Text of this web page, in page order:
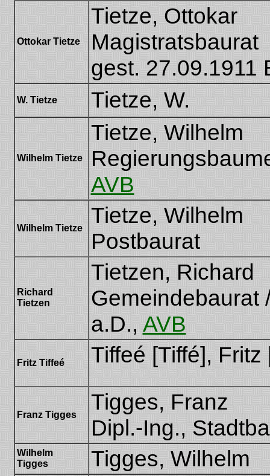
Ottokar Tietze
Tietze, Ottokar
Magistratsbaurat
gest. 27.09.1911
W. Tietze Tietze, W.
Wilhelm Tietze
Tietze, Wilhelm
AVB
Wilhelm Tietze
Tietze, Wilhelm
Postbaurat
Richard
Tietzen
Tietzen, Richard
Gemeindebaurat
a.D.,AVB
Fritz Tiffeé Tiffeé [Tiffé],
[Fritz Tiffe, Fritz Tiffé]
Franz Tigges
Tigges, Franz
Dipl.-Ing.,
Wilhelm
Tigges
Tigges, Wilhelm